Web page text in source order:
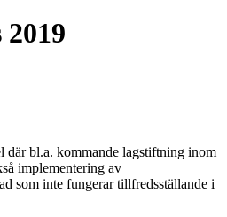
där bl.a. kommande lagstiftning inom
implementering av
som inte fungerar tillfredsställande i